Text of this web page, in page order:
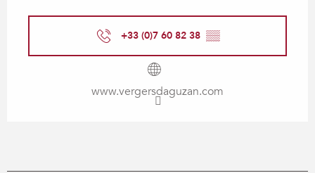
+33 (0)7 60 82 38 ▒▒
www.vergersdaguzan.com